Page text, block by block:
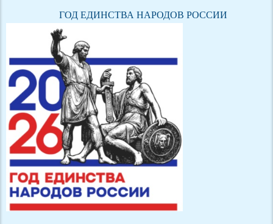
ГОД ЕДИНСТВА НАРОДОВ РОССИИ